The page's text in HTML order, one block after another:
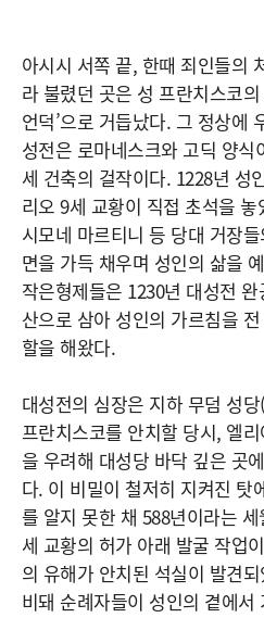
아시시 서쪽 끝, 한때 죄인들의
라 불렸던 곳은 성 프란치스코
언덕’으로 거듭났다. 그 정상에
성전은 로마네스크와 고딕 양
세 건축의 걸작이다. 1228년 성
리오 9세 교황이 직접 초석을 놓
시모네 마르티니 등 당대 거장
면을 가득 채우며 성인의 삶을
작은형제들은 1230년 대성전
산으로 삼아 성인의 가르침을
할을 해왔다.
대성전의 심장은 지하 무덤 성
프란치스코를 안치할 당시, 엘
을 우려해 대성당 바닥 깊은 곳
다. 이 비밀이 철저히 지켜진 탓
를 알지 못한 채 588년이라는
세 교황의 허가 아래 발굴 작업
의 유해가 안치된 석실이 발견
비돼 순례자들이 성인의 곁에